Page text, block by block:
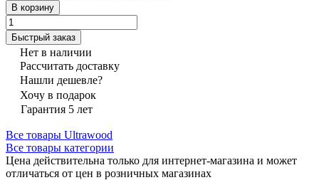
В корзину
Быстрый заказ
Нет в наличии
Рассчитать доставку
Нашли дешевле?
Хочу в подарок
Гарантия 5 лет
Все товары Ultrawood
Все товары категории
Цена действительна только для интернет-магазина и может
отличаться от цен в розничных магазинах